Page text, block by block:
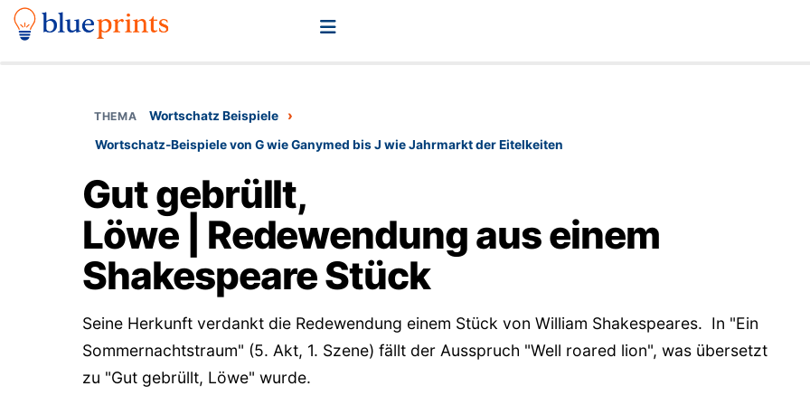
Wortschatz Beispiele ›
Wortschatz-Beispiele von G wie Ganymed bis J wie Jahrmarkt der Eitelkeiten
Gut gebrüllt,
Löwe | Redewendung aus einem
Shakespeare Stück
Seine Herkunft verdankt die Redewendung einem Stück von William Shakespeares. In "Ein
Sommernachtstraum" (5. Akt, 1. Szene) fällt der Ausspruch "Well roared lion", was übersetzt
zu "Gut gebrüllt, Löwe" wurde.